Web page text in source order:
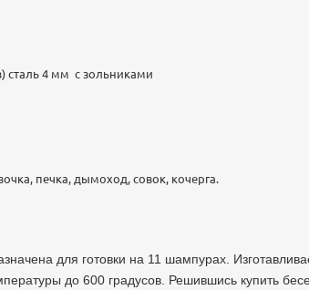
сталь 4 мм с зольниками
печка, дымоход, совок, кочерга.
для готовки на 11 шампурах.
до 600 градусов. Решившись купить